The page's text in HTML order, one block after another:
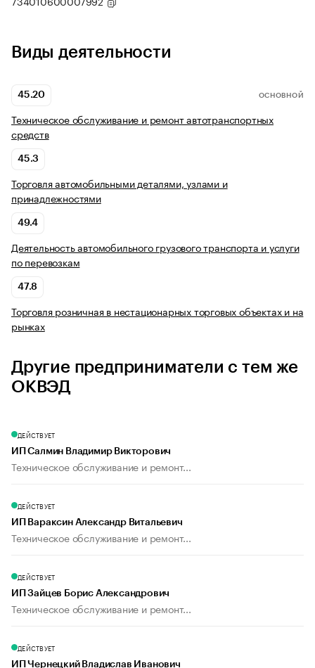
Виды деятельности
45.20 ОСНОВНОЙ
Техническое обслуживание и ремонт автотранспортных
средств
45.3
Торговля автомобильными деталями, узлами и
принадлежностями
49.4
Деятельность автомобильного грузового транспорта и услуги
по перевозкам
47.8
Торговля розничная в нестационарных торговых объектах и на
рынках
Другие предприниматели с тем же
ОКВЭД
ДЕЙСТВУЕТ
ИП Салмин Владимир Викторович
Техническое обслуживание и ремонт...
ДЕЙСТВУЕТ
ИП Вараксин Александр Витальевич
Техническое обслуживание и ремонт...
ДЕЙСТВУЕТ
ИП Зайцев Борис Александрович
Техническое обслуживание и ремонт...
ДЕЙСТВУЕТ
ИП Чернецкий Владислав Иванович